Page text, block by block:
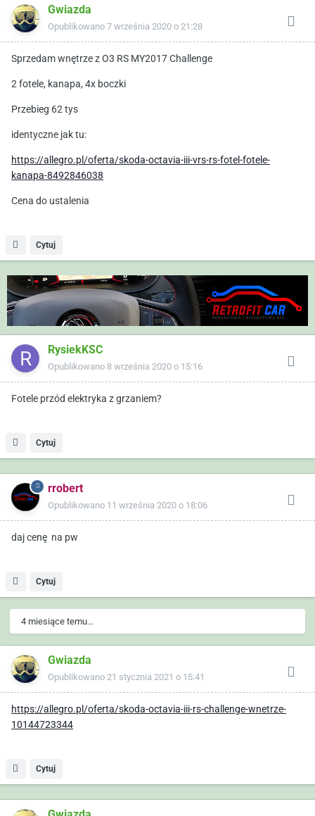
Gwiazda
Opublikowano 7 września 2020 o 21:28
Sprzedam wnętrze z O3 RS MY2017 Challenge
2 fotele, kanapa, 4x boczki
Przebieg 62 tys
identyczne jak tu:
https://allegro.pl/oferta/skoda-octavia-iii-vrs-rs-fotel-fotele-
kanapa-8492846038
Cena do ustalenia
Cytuj
RysiekKSC
Opublikowano 8 września 2020 o 15:16
Fotele przód elektryka z grzaniem?
Cytuj
rrobert
Opublikowano 11 września 2020 o 18:06
daj cenę na pw
Cytuj
4 miesiące temu...
Gwiazda
Opublikowano 21 stycznia 2021 o 15:41
https://allegro.pl/oferta/skoda-octavia-iii-rs-challenge-wnetrze-
10144723344
Cytuj